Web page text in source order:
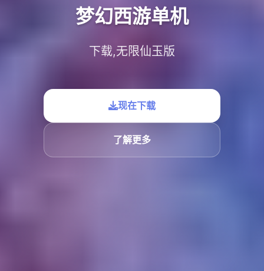
梦幻西游单机
下载,无限仙玉版
现在下载
了解更多